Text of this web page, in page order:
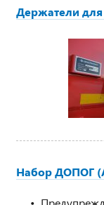
Держатели для
Набор ДОПОГ